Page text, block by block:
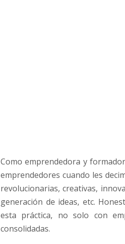
d
N
e
g
o
Como emprendedora y
emprendedores cuando les
revolucionarias, creativas,
generación de ideas, etc.
esta práctica, no solo con
consolidadas.